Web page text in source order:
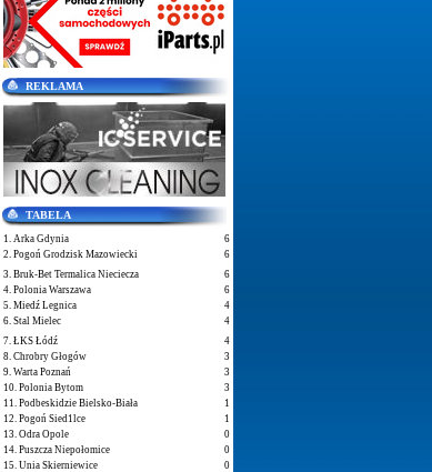
REKLAMA
TABELA
1. Arka Gdynia
6
2. Pogoń Grodzisk Mazowiecki
6
3. Bruk-Bet Termalica Nieciecza
6
4. Polonia Warszawa
6
5. Miedź Legnica
4
6. Stal Mielec
4
7. ŁKS Łódź
4
8. Chrobry Głogów
3
9. Warta Poznań
3
10. Polonia Bytom
3
11. Podbeskidzie Bielsko-Biała
1
12. Pogoń Sied1lce
1
13. Odra Opole
0
14. Puszcza Niepołomice
0
15. Unia Skierniewice
0